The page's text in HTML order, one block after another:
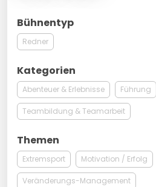
Bühnentyp
Redner
Kategorien
Abenteuer & Erlebnisse Führung
Teambildung & Teamarbeit
Themen
Extremsport Motivation / Erfolg
Veränderungs-Management